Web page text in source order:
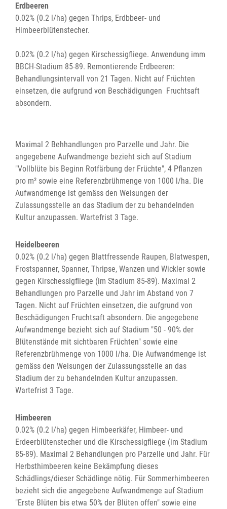
Erdbeeren
0.02% (0.2 l/ha) gegen Thrips, Erdbbeer- und
Himbeerblütenstecher.
0.02% (0.2 l/ha) gegen Kirschessigfliege. Anwendung imm
BBCH-Stadium 85-89. Remontierende Erdbeeren:
Behandlungsintervall von 21 Tagen. Nicht auf Früchten
einsetzen, die aufgrund von Beschädigungen Fruchtsaft
absondern.
Maximal 2 Behhandlungen pro Parzelle und Jahr. Die
angegebene Aufwandmenge bezieht sich auf Stadium
"Vollblüte bis Beginn Rotfärbung der Früchte", 4 Pflanzen
pro m² sowie eine Referenzbrühmenge von 1000 l/ha. Die
Aufwandmenge ist gemäss den Weisungen der
Zulassungsstelle an das Stadium der zu behandelnden
Kultur anzupassen. Wartefrist 3 Tage.
Heidelbeeren
0.02% (0.2 l/ha) gegen Blattfressende Raupen, Blatwespen,
Frostspanner, Spanner, Thripse, Wanzen und Wickler sowie
gegen Kirschessigfliege (im Stadium 85-89). Maximal 2
Behandlungen pro Parzelle und Jahr im Abstand von 7
Tagen. Nicht auf Früchten einsetzen, die aufgrund von
Beschädigungen Fruchtsaft absondern. Die angegebene
Aufwandmenge bezieht sich auf Stadium "50 - 90% der
Blütenstände mit sichtbaren Früchten" sowie eine
Referenzbrühmenge von 1000 l/ha. Die Aufwandmenge ist
gemäss den Weisungen der Zulassungsstelle an das
Stadium der zu behandelnden Kultur anzupassen.
Wartefrist 3 Tage.
Himbeeren
0.02% (0.2 l/ha) gegen Himbeerkäfer, Himbeer- und
Erdeerblütenstecher und die Kirschessigfliege (im Stadium
85-89). Maximal 2 Behandlungen pro Parzelle und Jahr. Für
Herbsthimbeeren keine Bekämpfung dieses
Schädlings/dieser Schädlinge nötig. Für Sommerhimbeeren
bezieht sich die angegebene Aufwandmenge auf Stadium
"Erste Blüten bis etwa 50% der Blüten offen" sowie eine